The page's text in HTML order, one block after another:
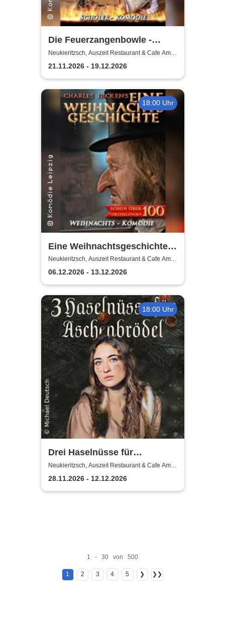
Die Feuerzangenbowle -
Komödie Leipzig
Neukieritzsch, Auszeit Restaurant & Cafe Am
Schwanenpark
21.11.2026 - 19.12.2026
18:00 Uhr
Eine Weihnachtsgeschichte -
Komödie Leipzig /
Weihnachtstheater u.
Dinnershow
Neukieritzsch, Auszeit Restaurant & Cafe Am
Schwanenpark
06.12.2026 - 13.12.2026
18:00 Uhr
Drei Haselnüsse für
Aschenbrödel im Auszeit
Neukieritzsch
Neukieritzsch, Auszeit Restaurant & Cafe Am
Schwanenpark
28.11.2026 - 12.12.2026
1 - 30 von 500
1 2 3 4 5 ❯ ❯❯